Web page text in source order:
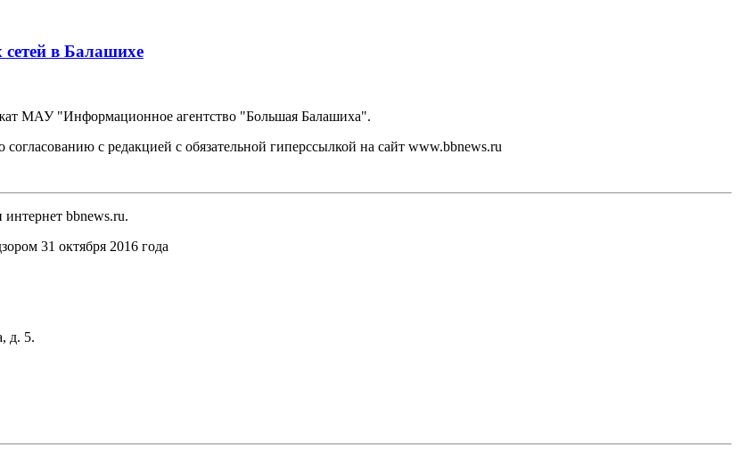
в Балашихе
МАУ "Информационное агентство "Большая Балашиха".
с редакцией с обязательной гиперссылкой на сайт www.bbnews.ru
bbnews.ru.
31 октября 2016 года
д. 5.